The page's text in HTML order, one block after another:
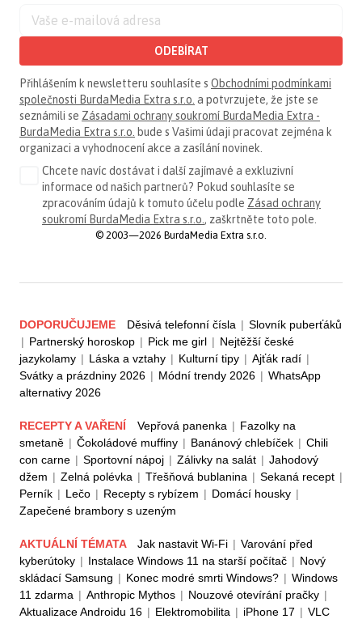
ODEBÍRAT
Přihlášením k newsletteru souhlasíte s Obchodními podmínkami
společnosti BurdaMedia Extra s.r.o. a potvrzujete, že jste se
seznámili se Zásadami ochrany soukromí BurdaMedia Extra -
BurdaMedia Extra s.r.o. bude s Vašimi údaji pracovat zejména k
organizaci a vyhodnocení akce a zasílání novinek.
Chcete navíc dostávat i další zajímavé a exkluzivní
informace od našich partnerů? Pokud souhlasíte se
zpracováním údajů k tomuto účelu podle Zásad ochrany
soukromí BurdaMedia Extra s.r.o. , zaškrtněte toto pole.
© 2003—2026 BurdaMedia Extra s.r.o.
DOPORUČUJEME Děsivá telefonní čísla | Slovník puberťáků
| Partnerský horoskop | Pick me girl | Nejtěžší české
jazykolamy | Láska a vztahy | Kulturní tipy | Ajťák radí |
Svátky a prázdniny 2026 | Módní trendy 2026 | WhatsApp
alternativy 2026
RECEPTY A VAŘENÍ Vepřová panenka | Fazolky na
smetaně | Čokoládové muffiny | Banánový chlebíček | Chili
con carne | Sportovní nápoj | Zálivky na salát | Jahodový
džem | Zelná polévka | Třešňová bublanina | Sekaná recept |
Perník | Lečo | Recepty s rybízem | Domácí housky |
Zapečené brambory s uzeným
AKTUÁLNÍ TÉMATA Jak nastavit Wi-Fi | Varování před
kyberútoky | Instalace Windows 11 na starší počítač | Nový
skládací Samsung | Konec modré smrti Windows? | Windows
11 zdarma | Anthropic Mythos | Nouzové otevírání pračky |
Aktualizace Androidu 16 | Elektromobilita | iPhone 17 | VLC